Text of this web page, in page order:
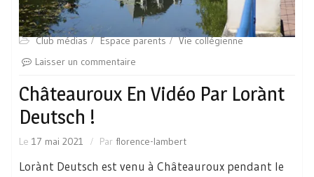
Club médias Espace parents
Vie collégienne
Laisser un commentaire
Châteauroux En Vidéo Par Lorànt
Deutsch !
Le 17 mai 2021 Par florence-lambert
Lorànt Deutsch est venu à Châteauroux pendant le